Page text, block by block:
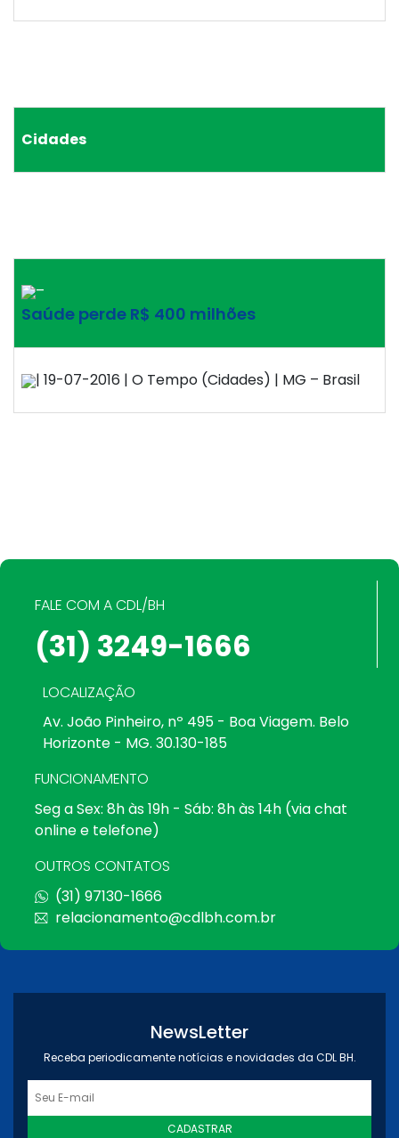
Cidades
–
Saúde perde R$ 400 milhões
| 19-07-2016 | O Tempo (Cidades) | MG – Brasil
FALE COM A CDL/BH
(31) 3249-1666
LOCALIZAÇÃO
Av. João Pinheiro, nº 495 - Boa Viagem. Belo
Horizonte - MG. 30.130-185
FUNCIONAMENTO
Seg a Sex: 8h às 19h - Sáb: 8h às 14h (via chat
online e telefone)
OUTROS CONTATOS
(31) 97130-1666
relacionamento@cdlbh.com.br
NewsLetter
Receba periodicamente notícias e novidades da CDL BH.
CADASTRAR